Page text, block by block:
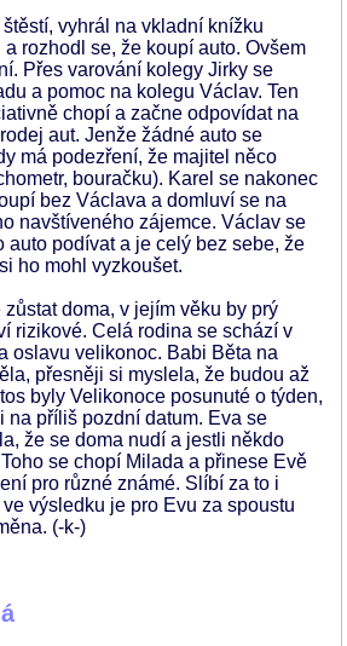
vyhrál na vkladní knížku
rozhodl se, že koupí auto. Ovšem
Přes varování kolegy Jirky se
a pomoc na kolegu Václav. Ten
chopí a začne odpovídat na
aut. Jenže žádné auto se
má podezření, že majitel něco
bouračku). Karel se nakonec
bez Václava a domluví se na
navštíveného zájemce. Václav se
auto podívat a je celý bez sebe, že
ho mohl vyzkoušet.
doma, v jejím věku by prý
rizikové. Celá rodina se schází v
oslavu velikonoc. Babi Běta na
přesněji si myslela, že budou až
byly Velikonoce posunuté o týden,
na příliš pozdní datum. Eva se
že se doma nudí a jestli někdo
se chopí Milada a přinese Evě
pro různé známé. Slíbí za to i
výsledku je pro Evu za spoustu
(-k-)